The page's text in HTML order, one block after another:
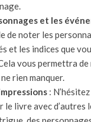
et les
de noter les
et les indices que
vous permettra de
rien manquer.
:
le livre avec d’autres